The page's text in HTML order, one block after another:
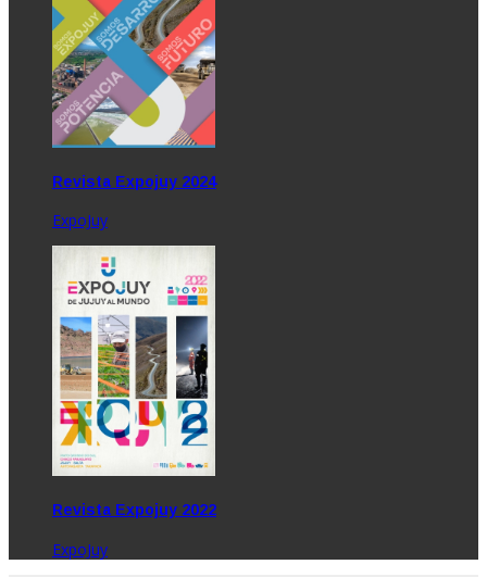
Revista Expojuy 2024
ExpoJuy
Revista Expojuy 2022
ExpoJuy